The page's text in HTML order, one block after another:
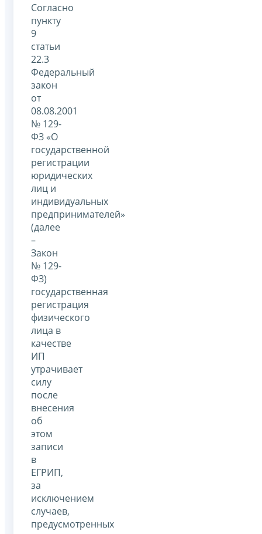
Согласно
пункту
9
статьи
22.3
Федеральный
закон
от
08.08.2001
№ 129-
ФЗ «О
государственной
регистрации
юридических
лиц и
индивидуальных
предпринимателей»
(далее
–
Закон
№ 129-
ФЗ)
государственная
регистрация
физического
лица в
качестве
ИП
утрачивает
силу
после
внесения
об
этом
записи
в
ЕГРИП,
за
исключением
случаев,
предусмотренных